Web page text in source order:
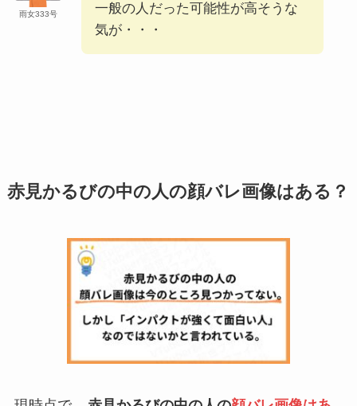
雨女333号
一般の人だった可能性が高そうな
気が・・・
赤見かるびの中の人の顔バレ画像はある？